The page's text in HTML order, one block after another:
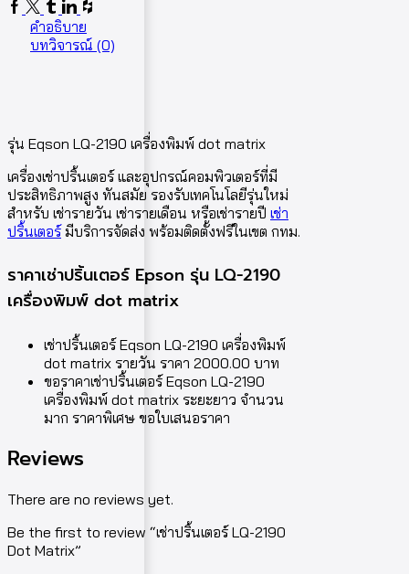
คำอธิบาย
บทวิจารณ์ (0)
รุ่น Eqson LQ-2190 เครื่องพิมพ์ dot matrix
เครื่องเช่าปริ้นเตอร์ และอุปกรณ์คอมพิวเตอร์ที่มี
ประสิทธิภาพสูง ทันสมัย รองรับเทคโนโลยีรุ่นใหม่
สำหรับ เช่ารายวัน เช่ารายเดือน หรือเช่ารายปี เช่า
ปริ้นเตอร์ มีบริการจัดส่ง พร้อมติดตั้งฟรีในเขต กทม.
ราคาเช่าปริ้นเตอร์ Epson รุ่น LQ-2190
เครื่องพิมพ์ dot matrix
เช่าปริ้นเตอร์ Eqson LQ-2190 เครื่องพิมพ์
dot matrix รายวัน ราคา 2000.00 บาท
ขอราคาเช่าปริ้นเตอร์ Eqson LQ-2190
เครื่องพิมพ์ dot matrix ระยะยาว จำนวน
มาก ราคาพิเศษ ขอใบเสนอราคา
Reviews
There are no reviews yet.
Be the first to review “เช่าปริ้นเตอร์ LQ-2190
Dot Matrix”